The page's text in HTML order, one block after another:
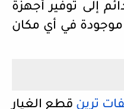
إلى توفير أجهزة
موجودة في أي مكان
ترين قطع الغيار